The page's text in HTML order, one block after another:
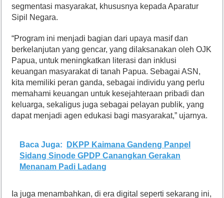
segmentasi masyarakat, khususnya kepada Aparatur
Sipil Negara.
“Program ini menjadi bagian dari upaya masif dan
berkelanjutan yang gencar, yang dilaksanakan oleh OJK
Papua, untuk meningkatkan literasi dan inklusi
keuangan masyarakat di tanah Papua. Sebagai ASN,
kita memiliki peran ganda, sebagai individu yang perlu
memahami keuangan untuk kesejahteraan pribadi dan
keluarga, sekaligus juga sebagai pelayan publik, yang
dapat menjadi agen edukasi bagi masyarakat,” ujarnya.
Baca Juga:
DKPP Kaimana Gandeng Panpel
Sidang Sinode GPDP Canangkan Gerakan
Menanam Padi Ladang
Ia juga menambahkan, di era digital seperti sekarang ini,